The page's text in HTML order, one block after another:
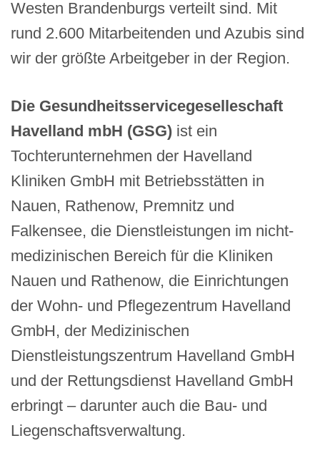
Westen Brandenburgs verteilt sind. Mit
rund 2.600 Mitarbeitenden und Azubis sind
wir der größte Arbeitgeber in der Region.
Die Gesundheitsservicegeselleschaft
Havelland mbH (GSG) ist ein
Tochterunternehmen der Havelland
Kliniken GmbH mit Betriebsstätten in
Nauen, Rathenow, Premnitz und
Falkensee, die Dienstleistungen im nicht-
medizinischen Bereich für die Kliniken
Nauen und Rathenow, die Einrichtungen
der Wohn- und Pflegezentrum Havelland
GmbH, der Medizinischen
Dienstleistungszentrum Havelland GmbH
und der Rettungsdienst Havelland GmbH
erbringt – darunter auch die Bau- und
Liegenschaftsverwaltung.